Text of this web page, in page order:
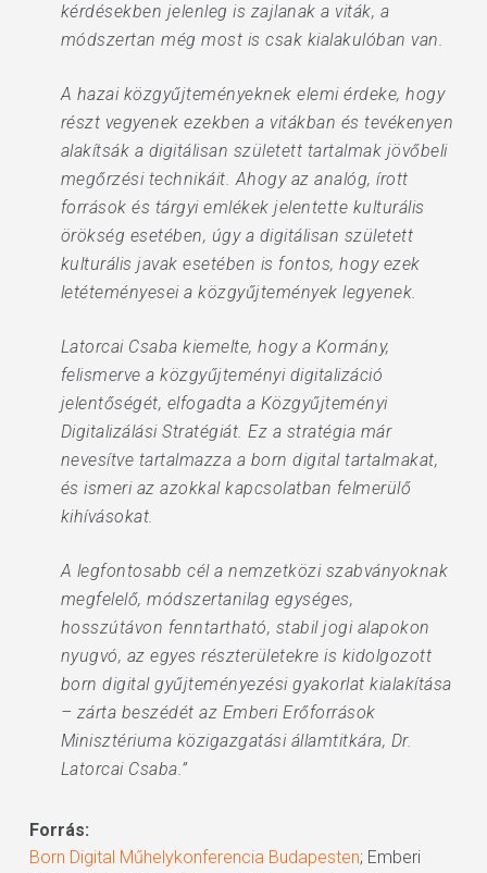
kérdésekben jelenleg is zajlanak a viták, a
módszertan még most is csak kialakulóban van.
A hazai közgyűjteményeknek elemi érdeke, hogy
részt vegyenek ezekben a vitákban és tevékenyen
alakítsák a digitálisan született tartalmak jövőbeli
megőrzési technikáit. Ahogy az analóg, írott
források és tárgyi emlékek jelentette kulturális
örökség esetében, úgy a digitálisan született
kulturális javak esetében is fontos, hogy ezek
letéteményesei a közgyűjtemények legyenek.
Latorcai Csaba kiemelte, hogy a Kormány,
felismerve a közgyűjteményi digitalizáció
jelentőségét, elfogadta a Közgyűjteményi
Digitalizálási Stratégiát. Ez a stratégia már
nevesítve tartalmazza a born digital tartalmakat,
és ismeri az azokkal kapcsolatban felmerülő
kihívásokat.
A legfontosabb cél a nemzetközi szabványoknak
megfelelő, módszertanilag egységes,
hosszútávon fenntartható, stabil jogi alapokon
nyugvó, az egyes részterületekre is kidolgozott
born digital gyűjteményezési gyakorlat kialakítása
– zárta beszédét az Emberi Erőforrások
Minisztériuma közigazgatási államtitkára, Dr.
Latorcai Csaba.”
Forrás:
Born Digital Műhelykonferencia Budapesten; Emberi